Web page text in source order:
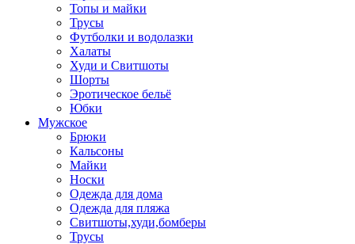
Топы и майки
Трусы
Футболки и водолазки
Халаты
Худи и Свитшоты
Шорты
Эротическое бельё
Юбки
Мужское
Брюки
Кальсоны
Майки
Носки
Одежда для дома
Одежда для пляжа
Свитшоты,худи,бомберы
Трусы